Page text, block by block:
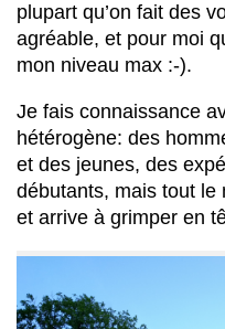
plupart qu’on fait des
agréable, et pour moi
mon niveau max :-).
Je fais connaissance
hétérogène: des
et des jeunes, des
débutants, mais tout le
et arrive à grimper en